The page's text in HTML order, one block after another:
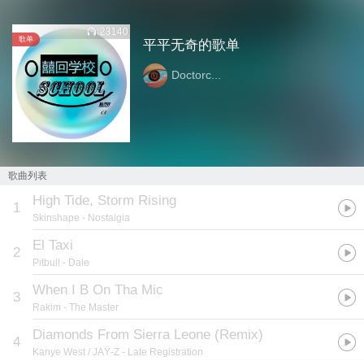
歌单
23140
平平无奇的歌单
Doctorc...
歌曲列表
1 High Tide, Storm Rising
Skinshape - Nostalgia
2 El Taxi
Pitbull - Dale
3 When I B On Tha Mic
Rakim - The Master
4 Diamonds From Sierra Leone (Remix)
Kanye West / JAŸ-Z - Late Registration